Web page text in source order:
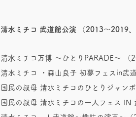
清水ミチコ 武道館公演 （2013～2019、
清⽔ミチコ万博 〜ひとりPARADE〜 （
清水ミチコ ・森山良子 初夢フェスin武
国民の叔母 清水ミチコのひとりジャン
国民の叔母 清水ミチコの一人フェス IN